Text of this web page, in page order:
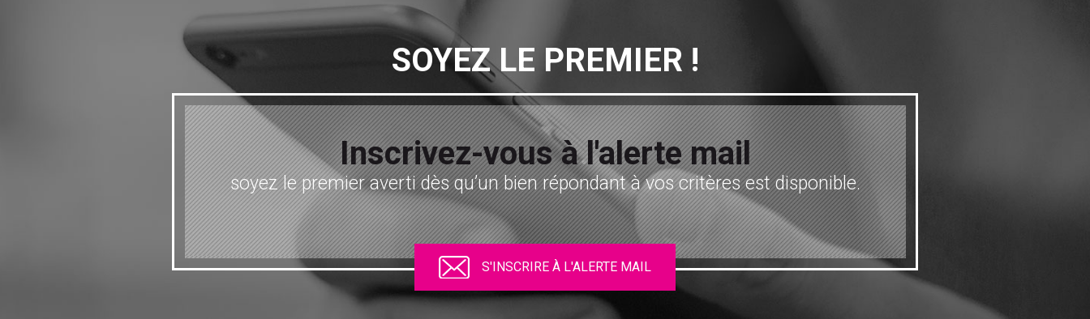
SOYEZ LE PREMIER !
Inscrivez-vous à l'alerte mail
soyez le premier averti dès qu’un bien répondant à vos critères est disponible.
S'INSCRIRE À L'ALERTE MAIL